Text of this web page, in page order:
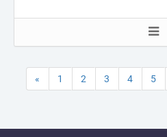
« 1 2 3 4 5